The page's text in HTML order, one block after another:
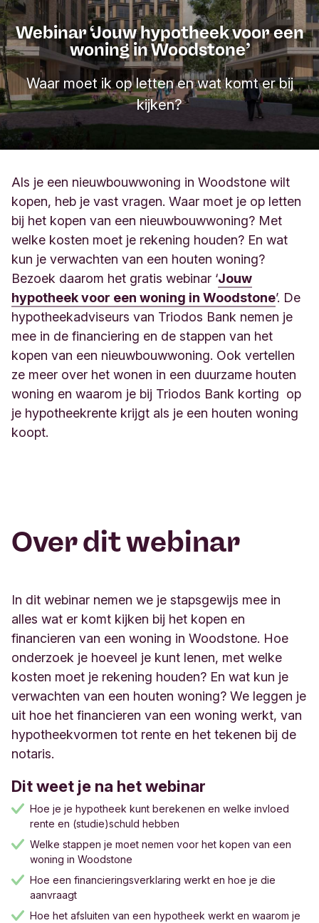
Webinar ‘Jouw hypotheek voor een
woning in Woodstone’
Waar moet ik op letten en wat komt er bij
kijken?
Als je een nieuwbouwwoning in Woodstone wilt
kopen, heb je vast vragen. Waar moet je op letten
bij het kopen van een nieuwbouwwoning? Met
welke kosten moet je rekening houden? En wat
kun je verwachten van een houten woning?
Bezoek daarom het gratis webinar ‘Jouw
hypotheek voor een woning in Woodstone’. De
hypotheekadviseurs van Triodos Bank nemen je
mee in de financiering en de stappen van het
kopen van een nieuwbouwwoning. Ook vertellen
ze meer over het wonen in een duurzame houten
woning en waarom je bij Triodos Bank korting op
je hypotheekrente krijgt als je een houten woning
koopt.
Over dit webinar
In dit webinar nemen we je stapsgewijs mee in
alles wat er komt kijken bij het kopen en
financieren van een woning in Woodstone. Hoe
onderzoek je hoeveel je kunt lenen, met welke
kosten moet je rekening houden? En wat kun je
verwachten van een houten woning? We leggen je
uit hoe het financieren van een woning werkt, van
hypotheekvormen tot rente en het tekenen bij de
notaris.
Dit weet je na het webinar
Hoe je je hypotheek kunt berekenen en welke invloed
rente en (studie)schuld hebben
Welke stappen je moet nemen voor het kopen van een
woning in Woodstone
Hoe een financieringsverklaring werkt en hoe je die
aanvraagt
Hoe het afsluiten van een hypotheek werkt en waarom je